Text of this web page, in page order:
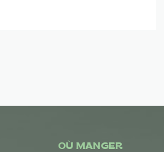
OÙ MANGER